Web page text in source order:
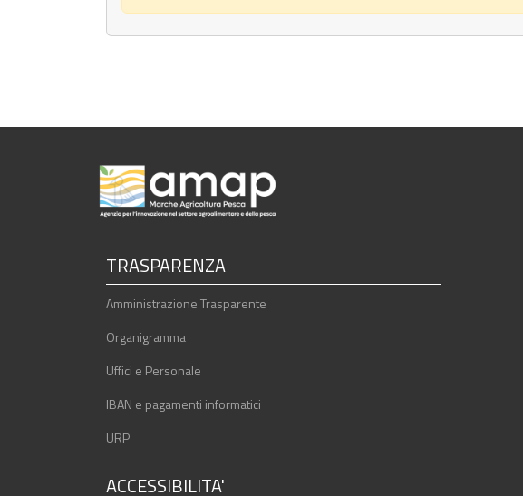
TRASPARENZA
Amministrazione Trasparente
Organigramma
Uffici e Personale
IBAN e pagamenti informatici
URP
ACCESSIBILITA'